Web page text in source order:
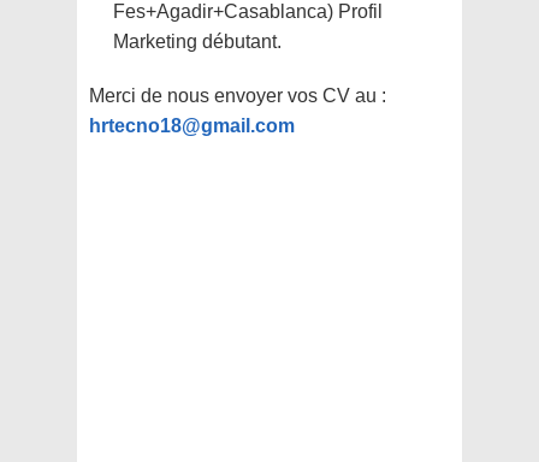
Fes+Agadir+Casablanca) Profil
Marketing débutant.
Merci de nous envoyer vos CV au :
hrtecno18@gmail.com